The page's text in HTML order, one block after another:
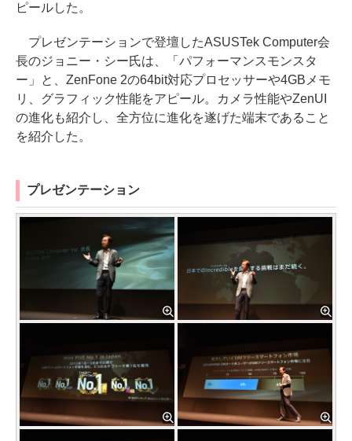
ピールした。
プレゼンテーションで登壇したASUSTek Computer会
長のジョニー・シー氏は、「パフォーマンスモンスタ
ー」と、ZenFone 2の64bit対応プロセッサーや4GBメモ
リ、グラフィック性能をアピール。カメラ性能やZenUI
の進化も紹介し、全方位に進化を遂げた端末であること
を紹介した。
プレゼンテーション